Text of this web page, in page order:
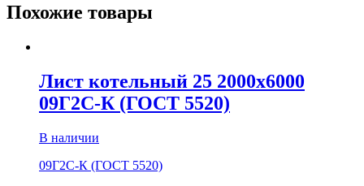
Похожие товары
Лист котельный 25 2000х6000
09Г2С-К (ГОСТ 5520)
В наличии
09Г2С-К (ГОСТ 5520)